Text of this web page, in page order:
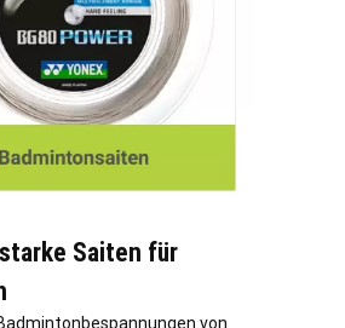
Saiten für
von